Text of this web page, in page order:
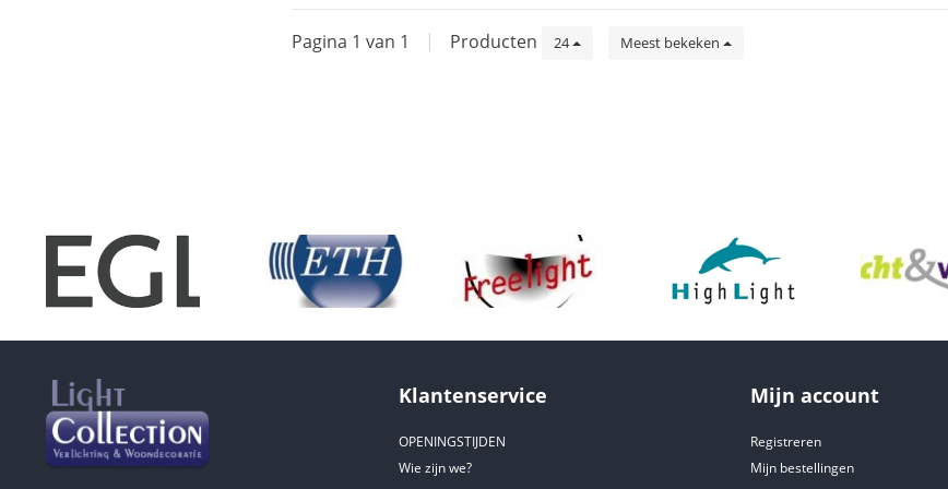
Pagina 1 van 1 | Producten 24 Meest bekeken
Klantenservice
OPENINGSTIJDEN
Wie zijn we?
Mijn account
Registreren
Mijn bestellingen